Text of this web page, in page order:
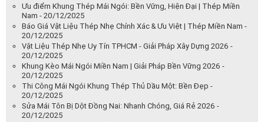
Ưu điểm Khung Thép Mái Ngói: Bền Vững, Hiện Đại | Thép Miền
Nam - 20/12/2025
Báo Giá Vật Liệu Thép Nhẹ Chính Xác & Ưu Việt | Thép Miền Nam -
20/12/2025
Vật Liệu Thép Nhẹ Uy Tín TPHCM - Giải Pháp Xây Dựng 2026 -
20/12/2025
Khung Kèo Mái Ngói Miền Nam | Giải Pháp Bền Vững 2026 -
20/12/2025
Thi Công Mái Ngói Khung Thép Thủ Dầu Một: Bền Đẹp -
20/12/2025
Sửa Mái Tôn Bị Dột Đồng Nai: Nhanh Chóng, Giá Rẻ 2026 -
20/12/2025